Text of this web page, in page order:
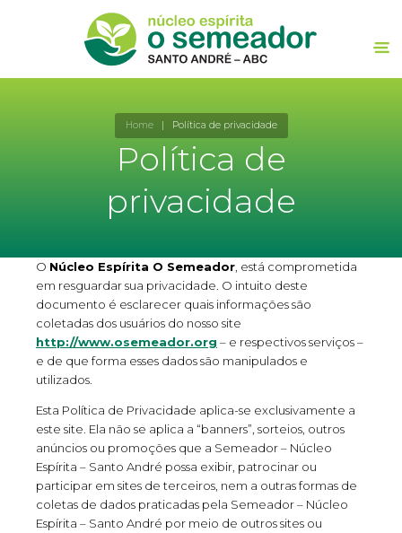
Home| Política de privacidade
Política de
privacidade
O Núcleo Espírita O Semeador , está comprometida
em resguardar sua privacidade. O intuito deste
documento é esclarecer quais informações são
coletadas dos usuários do nosso site
http://www.osemeador.org – e respectivos serviços –
e de que forma esses dados são manipulados e
utilizados.
Esta Política de Privacidade aplica-se exclusivamente a
este site. Ela não se aplica a “banners”, sorteios, outros
anúncios ou promoções que a Semeador – Núcleo
Espírita – Santo André possa exibir, patrocinar ou
participar em sites de terceiros, nem a outras formas de
coletas de dados praticadas pela Semeador – Núcleo
Espírita – Santo André por meio de outros sites ou